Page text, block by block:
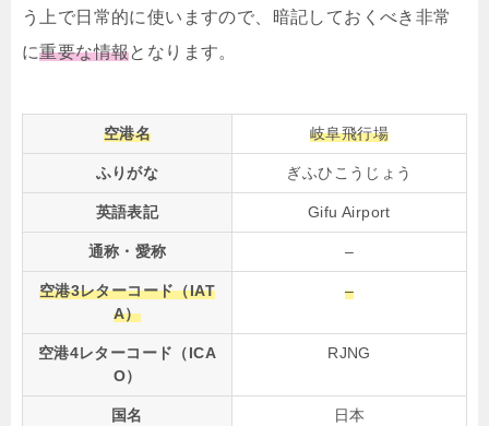
う上で日常的に使いますので、暗記しておくべき非常
に重要な情報となります。
空港名 岐阜飛行場
ふりがな ぎふひこうじょう
英語表記 Gifu Airport
通称・愛称 –
空港3レターコード（IAT
A）
–
空港4レターコード（ICA
O）
RJNG
国名 日本